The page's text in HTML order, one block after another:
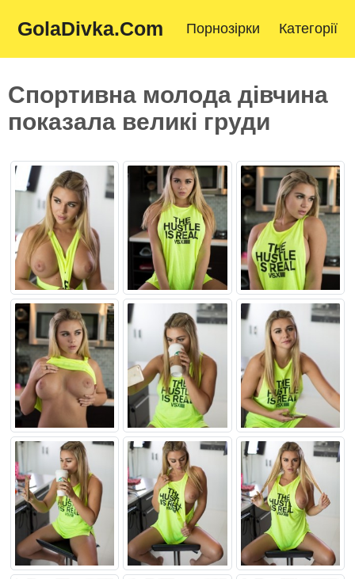
GolaDivka.Com Порнозірки Категорії
Спортивна молода дівчина
показала великі груди